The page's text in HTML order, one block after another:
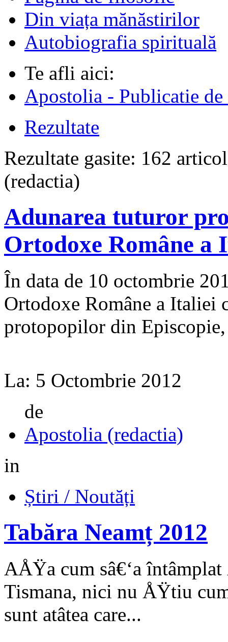
Din viața mănăstirilor
Autobiografia spirituală
Te afli aici:
Apostolia - Publicatie
Rezultate
Rezultate gasite: 162
(redactia)
Adunarea tuturor
Ortodoxe Române a
În data de 10 octombrie
Ortodoxe Române a Italiei
protopopilor din Episcopie,
La: 5 Octombrie 2012
de
Apostolia (redactia)
in
Știri / Noutăți
Tabăra Neamț 2012
AÅŸa cum sâ€‘a
Tismana, nici nu ÅŸtiu
sunt atâtea care...